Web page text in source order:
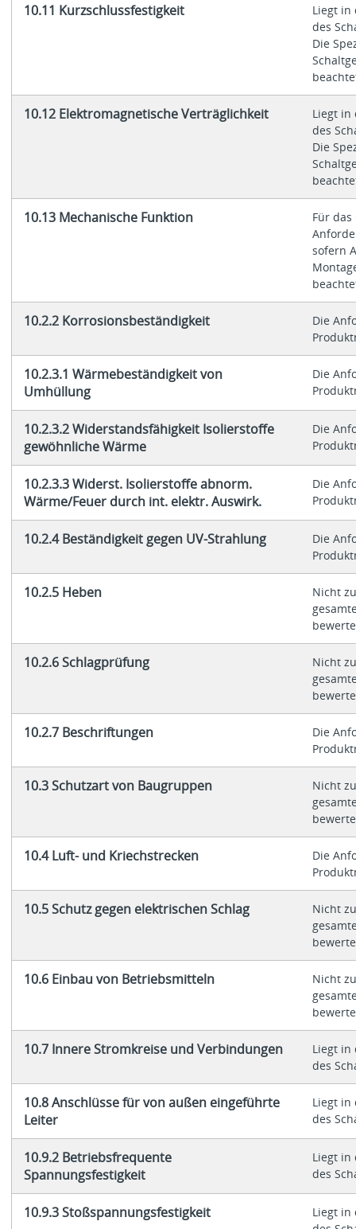
10.11 Kurzschlussfestigkeit
Liegt in
des
Die
10.12 Elektromagnetische Verträglichkeit
Liegt in
des
Die
10.13 Mechanische Funktion
Für
sofern
10.2.2 Korrosionsbeständigkeit
Die
10.2.3.1 Wärmebeständigkeit von
Umhüllung
Die
10.2.3.2 Widerstandsfähigkeit Isolierstoffe
gewöhnliche Wärme
Die
10.2.3.3 Widerst. Isolierstoffe abnorm.
Wärme/Feuer durch int. elektr. Auswirk.
Die
10.2.4 Beständigkeit gegen UV-Strahlung
Die
10.2.5 Heben
Nicht
10.2.6 Schlagprüfung
Nicht
10.2.7 Beschriftungen
Die
10.3 Schutzart von Baugruppen
Nicht
10.4 Luft- und Kriechstrecken
Die
10.5 Schutz gegen elektrischen Schlag
Nicht
10.6 Einbau von Betriebsmitteln
Nicht
10.7 Innere Stromkreise und Verbindungen
Liegt in
des
10.8 Anschlüsse für von außen eingeführte
Leiter
Liegt in
des
10.9.2 Betriebsfrequente
Spannungsfestigkeit
Liegt in
des
10.9.3 Stoßspannungsfestigkeit
Liegt in